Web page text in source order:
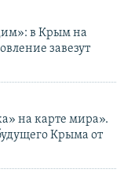
в Крым на
завезут
на карте мира».
Крыма от